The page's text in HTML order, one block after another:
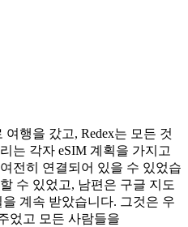
행을 갔고, Redex는 모든 것
는 각자 eSIM 계획을 가지고
전히 연결되어 있을 수 있었습
수 있었고, 남편은 구글 지도
계속 받았습니다. 그것은 우
었고 모든 사람들을